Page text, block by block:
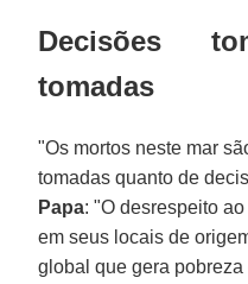
Decisões
tomadas
"Os mortos neste mar
tomadas quanto de
Papa: "O desrespeito
em seus locais de
global que gera